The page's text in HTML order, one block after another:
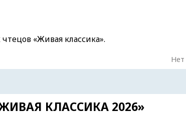
«Живая классика».
Нет
КЛАССИКА 2026»